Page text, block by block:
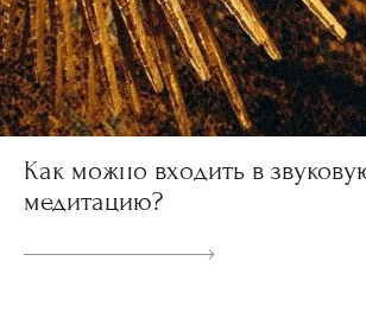
Как можно входить в
медитацию?